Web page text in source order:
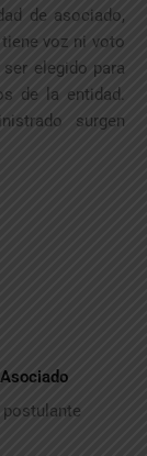
de asociado,
voz ni voto
elegido para
de la entidad.
surgen